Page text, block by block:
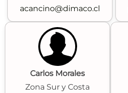
acancino@dimaco.cl
Carlos Morales
Zona Sur y Costa